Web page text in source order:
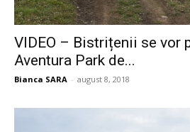
VIDEO – Bistrițenii se vor
Aventura Park de...
Bianca SARA - august 8, 2018